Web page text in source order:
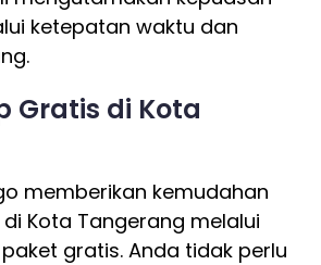
ketepatan waktu dan
Gratis di Kota
memberikan kemudahan
Kota Tangerang melalui
gratis. Anda tidak perlu